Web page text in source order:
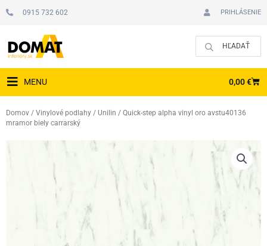
0915 732 602 PRIHLÁSENIE
MENU 0,00€
Domov / Vinylové podlahy / Unilin / Quick-step alpha vinyl oro avstu40136
mramor biely carrarský